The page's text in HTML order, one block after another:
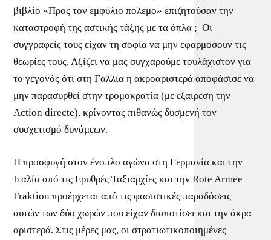
βιβλίο «Προς τον εμφύλιο πόλεμο» επιζητούσαν την
καταστροφή της αστικής τάξης με τα όπλα ; Οι
συγγραφείς τους είχαν τη σοφία να μην εφαρμόσουν τις
θεωρίες τους. Αξίζει να μας συγχαρούμε τουλάχιστον για
το γεγονός ότι στη Γαλλία η ακροαριστερά αποφάσισε να
μην παρασυρθεί στην τρομοκρατία (με εξαίρεση την
Action directe), κρίνοντας πιθανώς δυσμενή τον
συσχετισμό δυνάμεων.
Η προσφυγή στον ένοπλο αγώνα στη Γερμανία και την
Ιταλία από τις Ερυθρές Ταξιαρχίες και την Rote Armee
Fraktion προέρχεται από τις φασιστικές παραδόσεις
αυτών των δύο χωρών που είχαν διαποτίσει και την άκρα
αριστερά. Στις μέρες μας, οι στρατιωτικοποιημένες